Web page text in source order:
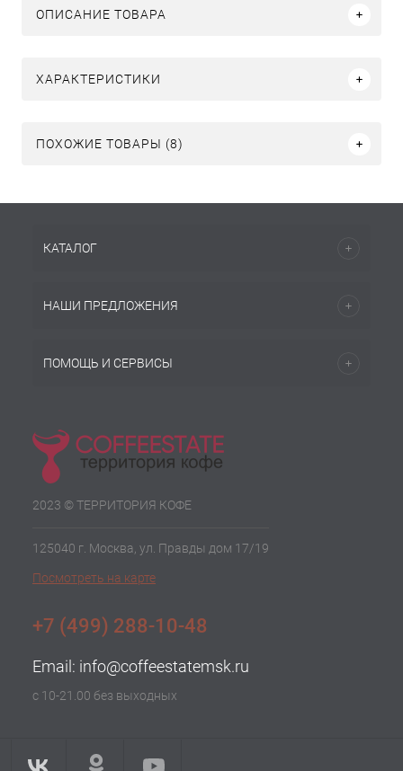
ОПИСАНИЕ ТОВАРА
ХАРАКТЕРИСТИКИ
ПОХОЖИЕ ТОВАРЫ (8)
КАТАЛОГ
НАШИ ПРЕДЛОЖЕНИЯ
ПОМОЩЬ И СЕРВИСЫ
2023 © ТЕРРИТОРИЯ КОФЕ
125040 г. Москва, ул. Правды дом 17/19
Посмотреть на карте
+7 (499) 288-10-48
Email: info@coffeestatemsk.ru
с 10-21.00 без выходных